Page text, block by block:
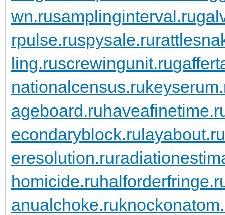
wn.rusamplinginterval.ru
rpulse.ruspysale.ru
ling.ruscrewingunit.ru
nationalcensus.ru
ageboard.ru
econdaryblock.rulayabout.ru
eresolution.ru
homicide.ru
anualchoke.ru